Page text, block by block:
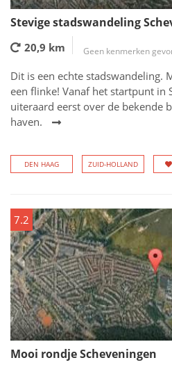
Stevige stadswandeling
20,9 km Geen kenmerken
Dit is een echte stadswandeling.
een flinke! Vanaf het startpunt in
uiteraard eerst over de bekende
haven.
DEN HAAG ZUID-HOLLAND
7.2
Mooi rondje Scheveningen